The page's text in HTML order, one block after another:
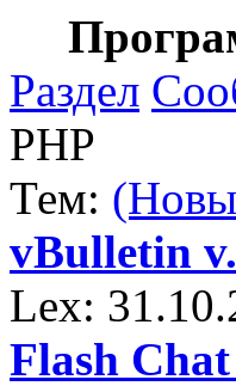
Раздел
PHP
Тем:
vBulletin
Lex:
Flash